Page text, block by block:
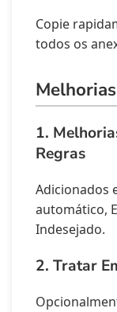
Copie
todos os
Melhorias
1.
Regras
Adicionados
automático,
Indesejado.
2. Tratar